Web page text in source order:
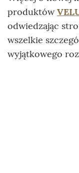
produktów
odwiedzając
wszelkie
wyjątkowego